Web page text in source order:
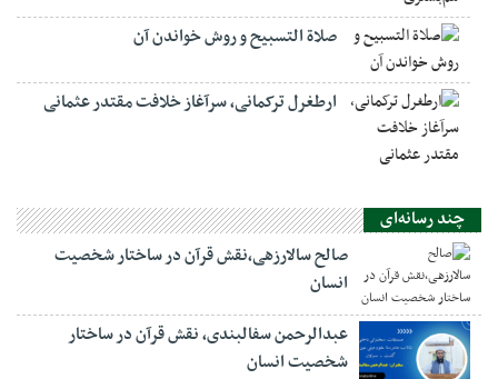
صلاة التسبيح و روش خواندن آن
ارطغرل ترکمانی، سرآغاز خلافت مقتدر عثمانی
چند رسانه‌ای
صالح سالارزهی،‌نقش قرآن در ساختار شخصیت
انسان
عبدالرحمن سفالبندی، نقش قرآن در ساختار
شخصیت انسان